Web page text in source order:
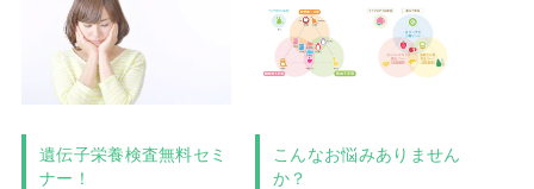
遺伝子栄養検査無料セミ
ナー！
こんなお悩みありません
か？